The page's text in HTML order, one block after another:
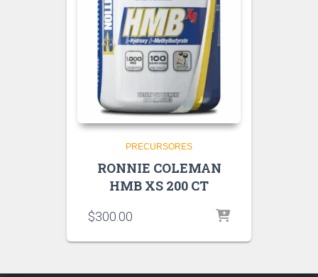
PRECURSORES
RONNIE COLEMAN
HMB XS 200 CT
$300.00